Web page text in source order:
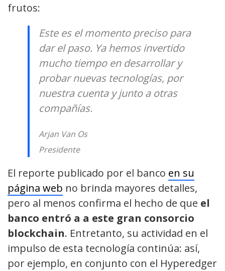
frutos:
Este es el momento preciso para
dar el paso. Ya hemos invertido
mucho tiempo en desarrollar y
probar nuevas tecnologías, por
nuestra cuenta y junto a otras
compañías.
Arjan Van Os
Presidente
El reporte publicado por el banco en su
página web no brinda mayores detalles,
pero al menos confirma el hecho de que el
banco entró a a este gran consorcio
blockchain. Entretanto, su actividad en el
impulso de esta tecnología continúa: así,
por ejemplo, en conjunto con el Hyperedger